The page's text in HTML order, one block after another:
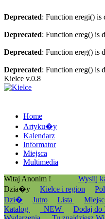
Deprecated: Function eregi() is
Deprecated: Function ereg() is
Deprecated: Function ereg() is
Deprecated: Function ereg() is
Kielce v.0.8
Home
Artyku�y
Kalendarz
Informator
Miejsca
Multimedia
Witaj Anonim !
Wyslij
Dzia�y
Kielce i region
Dzi�
Jutro Lista
Katalog
_NEW Dodaj do